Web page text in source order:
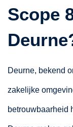
Scope
Deurne, bekend
zakelijke
betrouwbaarheid